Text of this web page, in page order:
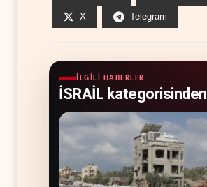
X Telegram
İLGILI HABERLER
İSRAİL kategorisinden